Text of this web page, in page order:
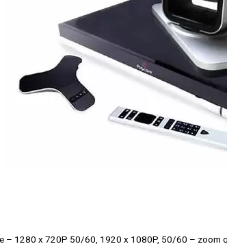
– 1280 x 720P 50/60, 1920 x 1080P, 50/60 – zoom